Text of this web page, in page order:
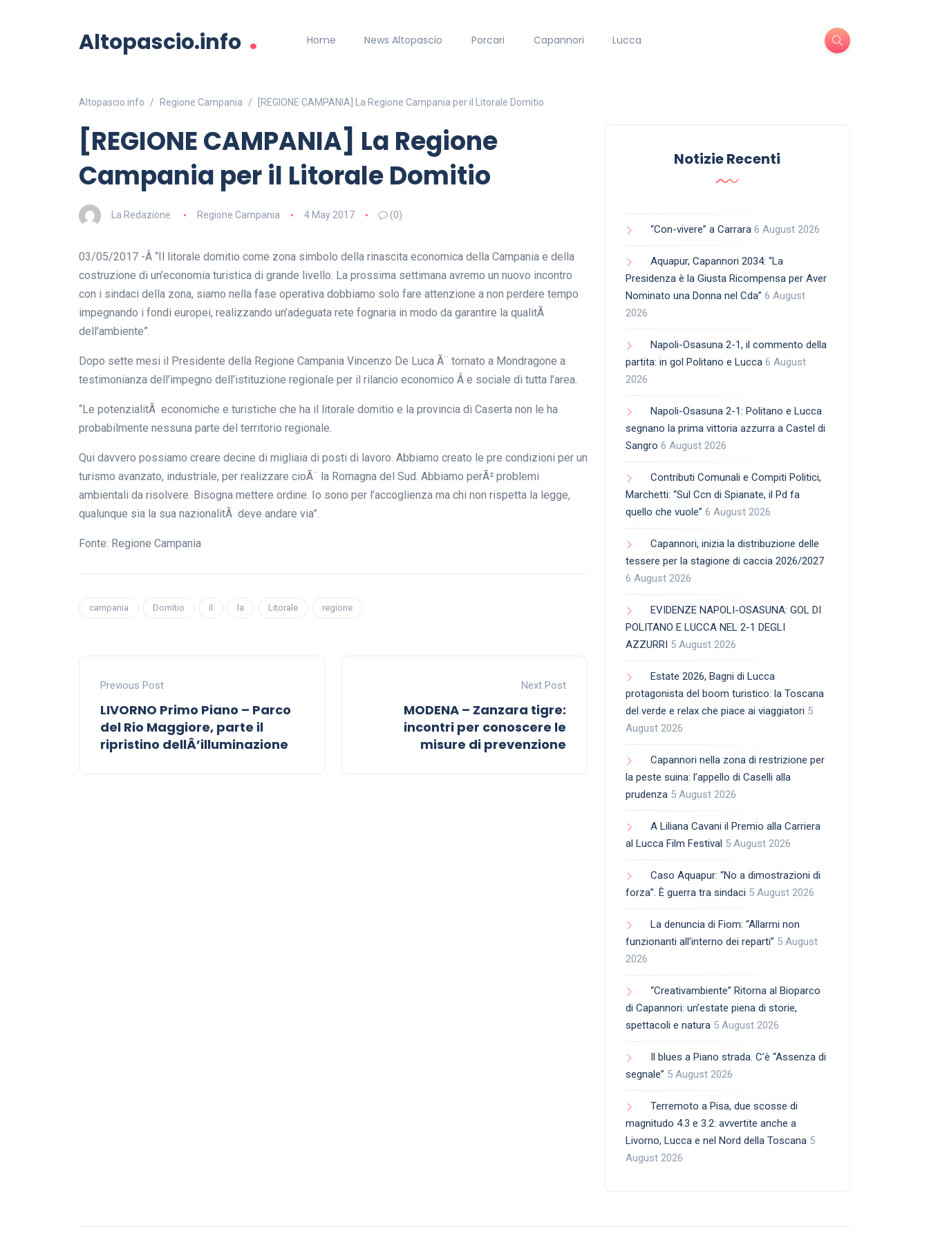
Altopascio.info . Home News Altopascio Porcari Capannori Lucca
Altopascio.info Regione Campania [REGIONE CAMPANIA] La Regione Campania per il Litorale Domitio
[REGIONE CAMPANIA] La Regione
Campania per il Litorale Domitio
La Redazione Regione Campania 4 May 2017 (0)
03/05/2017 -Â “Il litorale domitio come zona simbolo della rinascita economica della Campania e della
costruzione di un’economia turistica di grande livello. La prossima settimana avremo un nuovo incontro
con i sindaci della zona, siamo nella fase operativa dobbiamo solo fare attenzione a non perdere tempo
impegnando i fondi europei, realizzando un’adeguata rete fognaria in modo da garantire la qualitÃ
dell’ambiente”.
Dopo sette mesi il Presidente della Regione Campania Vincenzo De Luca Ã¨ tornato a Mondragone a
testimonianza dell’impegno dell’istituzione regionale per il rilancio economico Â e sociale di tutta l’area.
“Le potenzialitÃ economiche e turistiche che ha il litorale domitio e la provincia di Caserta non le ha
probabilmente nessuna parte del territorio regionale.
Qui davvero possiamo creare decine di migliaia di posti di lavoro. Abbiamo creato le pre condizioni per un
turismo avanzato, industriale, per realizzare cioÃ¨ la Romagna del Sud. Abbiamo perÃ² problemi
ambientali da risolvere. Bisogna mettere ordine. Io sono per l’accoglienza ma chi non rispetta la legge,
qualunque sia la sua nazionalitÃ deve andare via”.
Fonte: Regione Campania
campania Domitio il la Litorale regione
Previous Post
LIVORNO Primo Piano – Parco
del Rio Maggiore, parte il
ripristino dellÂ’illuminazione
Next Post
MODENA – Zanzara tigre:
incontri per conoscere le
misure di prevenzione
Notizie Recenti
“Con-vivere” a Carrara 6 August 2026
Aquapur, Capannori 2034: “La
Presidenza è la Giusta Ricompensa per Aver
Nominato una Donna nel Cda” 6 August
2026
Napoli-Osasuna 2-1, il commento della
partita: in gol Politano e Lucca 6 August
2026
Napoli-Osasuna 2-1: Politano e Lucca
segnano la prima vittoria azzurra a Castel di
Sangro 6 August 2026
Contributi Comunali e Compiti Politici,
Marchetti: “Sul Ccn di Spianate, il Pd fa
quello che vuole” 6 August 2026
Capannori, inizia la distribuzione delle
tessere per la stagione di caccia 2026/2027
6 August 2026
EVIDENZE NAPOLI-OSASUNA: GOL DI
POLITANO E LUCCA NEL 2-1 DEGLI
AZZURRI 5 August 2026
Estate 2026, Bagni di Lucca
protagonista del boom turistico: la Toscana
del verde e relax che piace ai viaggiatori 5
August 2026
Capannori nella zona di restrizione per
la peste suina: l’appello di Caselli alla
prudenza 5 August 2026
A Liliana Cavani il Premio alla Carriera
al Lucca Film Festival 5 August 2026
Caso Aquapur: “No a dimostrazioni di
forza”. È guerra tra sindaci 5 August 2026
La denuncia di Fiom: “Allarmi non
funzionanti all’interno dei reparti” 5 August
2026
“Creativambiente” Ritorna al Bioparco
di Capannori: un’estate piena di storie,
spettacoli e natura 5 August 2026
Il blues a Piano strada. C’è “Assenza di
segnale” 5 August 2026
Terremoto a Pisa, due scosse di
magnitudo 4.3 e 3.2: avvertite anche a
Livorno, Lucca e nel Nord della Toscana 5
August 2026